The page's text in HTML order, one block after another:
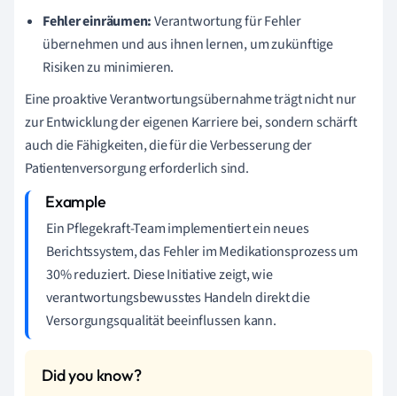
Fehler einräumen:Verantwortung für Fehler
übernehmen und aus ihnen lernen, um zukünftige
Risiken zu minimieren.
Eine proaktive Verantwortungsübernahme trägt nicht nur
zur Entwicklung der eigenen Karriere bei, sondern schärft
auch die Fähigkeiten, die für die Verbesserung der
Patientenversorgung erforderlich sind.
Ein Pflegekraft-Team implementiert ein neues
Berichtssystem, das Fehler im Medikationsprozess um
30% reduziert. Diese Initiative zeigt, wie
verantwortungsbewusstes Handeln direkt die
Versorgungsqualität beeinflussen kann.